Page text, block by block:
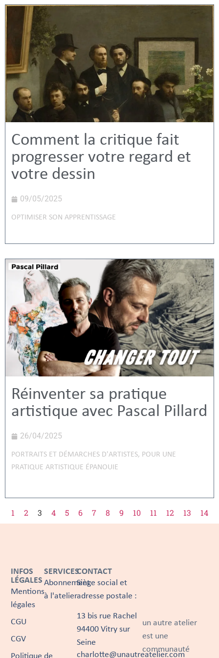
Comment la critique fait
progresser votre regard et
votre dessin
09/05/2025
OPTIMISER SON APPRENTISSAGE
Réinventer sa pratique
artistique avec Pascal Pillard
26/04/2025
PORTRAITS ET DÉMARCHES D'ARTISTES, POUR UNE
PRATIQUE ARTISTIQUE ÉPANOUIE
1 2 3 4 5 6 7 8 9 10 11 12 13 14
un autre atelier
est une
communauté
SERVICES
Abonnement
à l'atelier
INFOS
LÉGALES
Mentions
légales
CGU
CGV
Politique de
CONTACT
Siège social et
adresse postale :
13 bis rue Rachel
94400 Vitry sur
Seine
charlotte@unautreatelier.com